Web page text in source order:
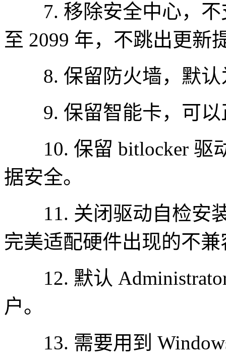
7. 移除安全中心，不
至 2099 年，不跳出更新
8. 保留防火墙，默认
9. 保留智能卡，可以
10. 保留 bitlocker 驱
据安全。
11. 关闭驱动自检安装
完美适配硬件出现的不
12. 默认 Administrator
户。
13. 需要用到